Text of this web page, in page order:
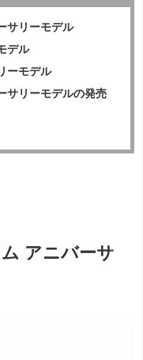
サリーモデル
デル
ーモデル
サリーモデルの発売
アニバーサ